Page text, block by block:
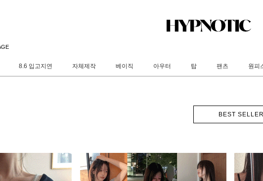
8.6 입고지연 자체제작 베이직 아우터 탑 팬츠 원피
BEST